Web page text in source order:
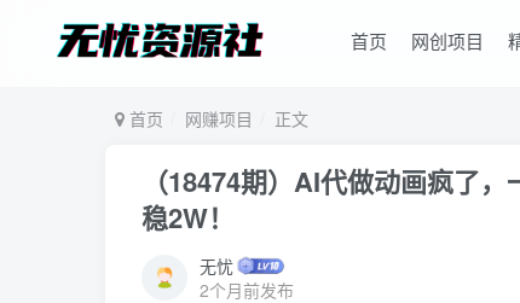
首页 网创项目
首页 网赚项目 正文
（18474期）AI代做动画疯了
稳2W！
无忧
2个月前发布